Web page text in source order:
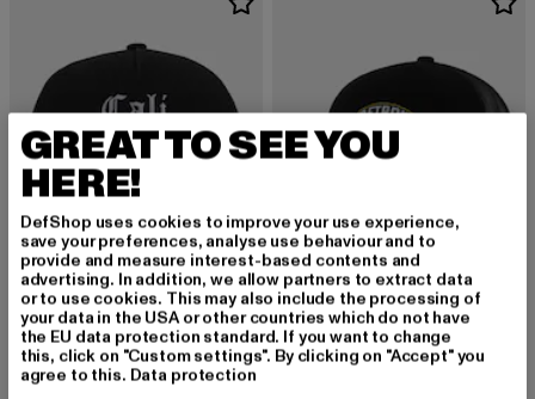
MISTER TEE
Cool Cali Love 5-Panel Retro
18,99 EUR
Derzeitiger Preis: 18,99 EUR
MISTER TEE
GREAT TO SEE YOU
HERE!
DefShop uses cookies to improve your use experience,
save your preferences, analyse use behaviour and to
provide and measure interest-based contents and
advertising. In addition, we allow partners to extract data
or to use cookies. This may also include the processing of
your data in the USA or other countries which do not have
the EU data protection standard. If you want to change
this, click on "Custom settings". By clicking on "Accept" you
agree to this. Data protection